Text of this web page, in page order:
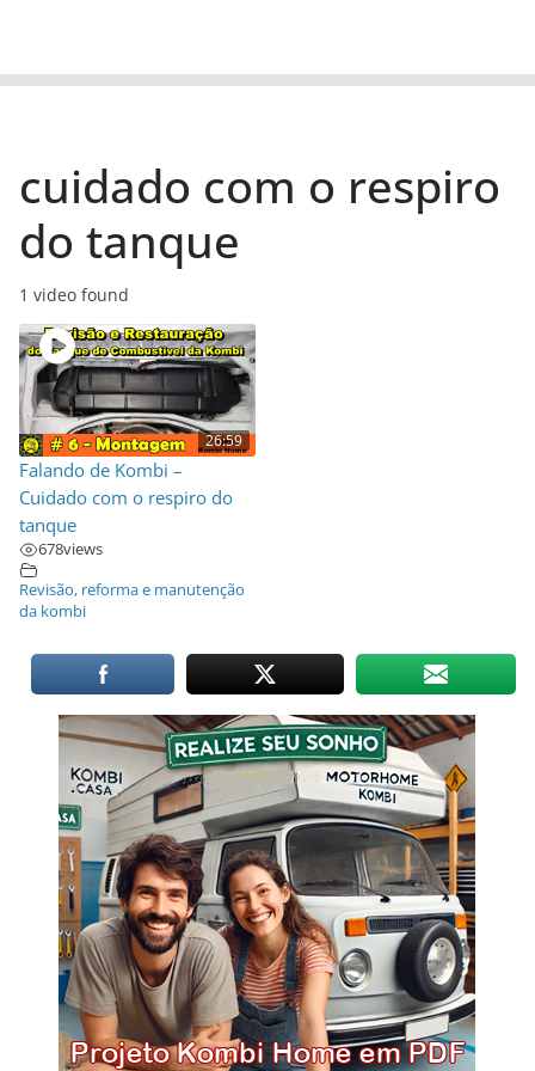
cuidado com o respiro
do tanque
1 video found
26:59
Falando de Kombi –
Cuidado com o respiro do
tanque
678views
Revisão, reforma e manutenção
da kombi